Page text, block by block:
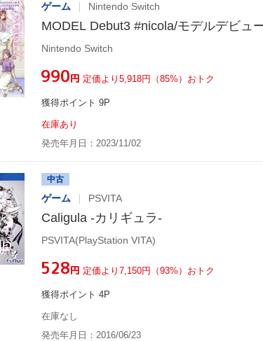
ゲーム Nintendo Switch
MODEL Debut3 #nicola/モデルデビュ
Nintendo Switch
¥990円 定価より5,918円（85%）おトク
獲得ポイント 9P
在庫あり
発売年月日：2023/11/02
中古
ゲーム PSVITA
Caligula -カリギュラ-
PSVITA(PlayStation VITA)
¥528円 定価より7,150円（93%）おトク
獲得ポイント 4P
在庫なし
発売年月日：2016/06/23